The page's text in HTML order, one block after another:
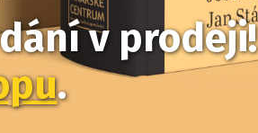
v prodeji!
.